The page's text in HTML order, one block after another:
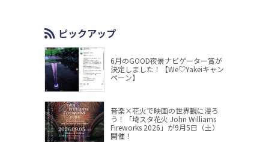
ピックアップ
6月のGOOD夜景ナビゲーター賞が
決定しました！【We♡Yakeiキャン
ペーン】
音楽×花火で映画の世界観に浸ろ
う！「埼スタ花火 John Williams
Fireworks 2026」が9月5日（土）
開催！